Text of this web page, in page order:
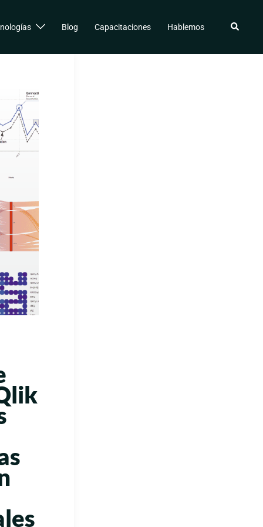
Blog Capacitaciones Hablemos Buscar